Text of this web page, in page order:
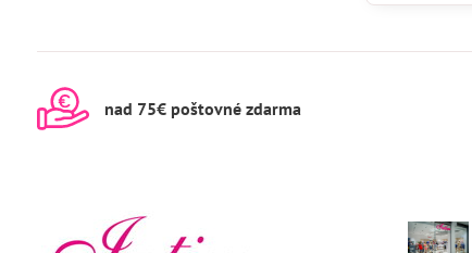
nad 75€ poštovné zdarma